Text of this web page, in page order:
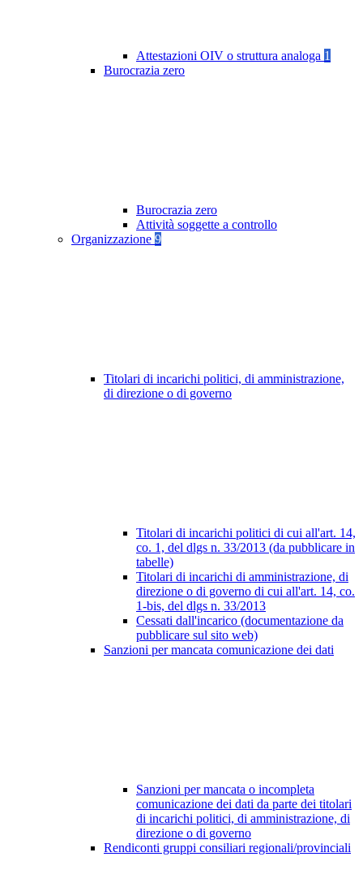
Attestazioni OIV o struttura analoga 1
Burocrazia zero
Burocrazia zero
Attività soggette a controllo
Organizzazione 9
Titolari di incarichi politici, di amministrazione,
di direzione o di governo
Titolari di incarichi politici di cui all'art. 14,
co. 1, del dlgs n. 33/2013 (da pubblicare in
tabelle)
Titolari di incarichi di amministrazione, di
direzione o di governo di cui all'art. 14, co.
1-bis, del dlgs n. 33/2013
Cessati dall'incarico (documentazione da
pubblicare sul sito web)
Sanzioni per mancata comunicazione dei dati
Sanzioni per mancata o incompleta
comunicazione dei dati da parte dei titolari
di incarichi politici, di amministrazione, di
direzione o di governo
Rendiconti gruppi consiliari regionali/provinciali